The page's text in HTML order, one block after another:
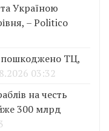
Україною
– Politico
пошкоджено ТЦ,
03:32
на честь
300 млрд